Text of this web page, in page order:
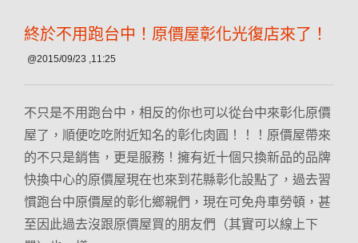
終於不用跑台中！原價屋彰化光復店來了！
@2015/09/23 ,11:25
不只是不用跑台中，相反的你也可以從台中來彰化原價
屋了，順便吃吃附近知名的彰化肉圓！！！原價屋帶來
的不只是銷售，更是服務！擁有近十個只換新品的品牌
快換中心的原價屋現在也來到花縣彰化設點了，過去習
慣跑台中原價屋的彰化鄉親們，現在可免舟車勞頓，甚
至因此過去沒跟原價屋買的朋友們（其實可以線上下